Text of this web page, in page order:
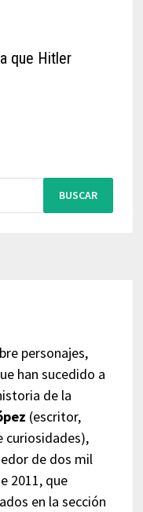
que Hitler
personajes,
han sucedido a
de la
(escritor,
curiosidades),
de dos mil
2011, que
en la sección